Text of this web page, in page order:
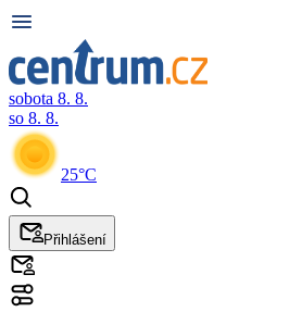
sobota 8. 8.
so 8. 8.
25°C
Přihlášení